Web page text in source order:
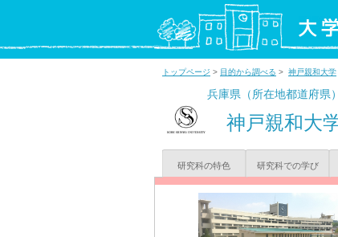
トップページ > 目的から調べる > 神戸親和大学
兵庫県（所在地都道府県
神戸親和大
研究科の特色 研究科での学び